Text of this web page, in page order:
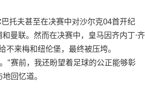
托夫甚至在决赛中对沙尔克04首开纪
曼联。然而在决赛中，皇马因齐内丁·齐
来梅和纽伦堡，最终被压垮。
"赛前，我还盼望着足球的公正能够彰
回忆道。